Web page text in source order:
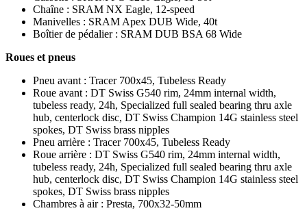
Chaîne : SRAM NX Eagle, 12-speed
Manivelles : SRAM Apex DUB Wide, 40t
Boîtier de pédalier : SRAM DUB BSA 68 Wide
Roues et pneus
Pneu avant : Tracer 700x45, Tubeless Ready
Roue avant : DT Swiss G540 rim, 24mm internal width,
tubeless ready, 24h, Specialized full sealed bearing thru axle
hub, centerlock disc, DT Swiss Champion 14G stainless steel
spokes, DT Swiss brass nipples
Pneu arrière : Tracer 700x45, Tubeless Ready
Roue arrière : DT Swiss G540 rim, 24mm internal width,
tubeless ready, 24h, Specialized full sealed bearing thru axle
hub, centerlock disc, DT Swiss Champion 14G stainless steel
spokes, DT Swiss brass nipples
Chambres à air : Presta, 700x32-50mm